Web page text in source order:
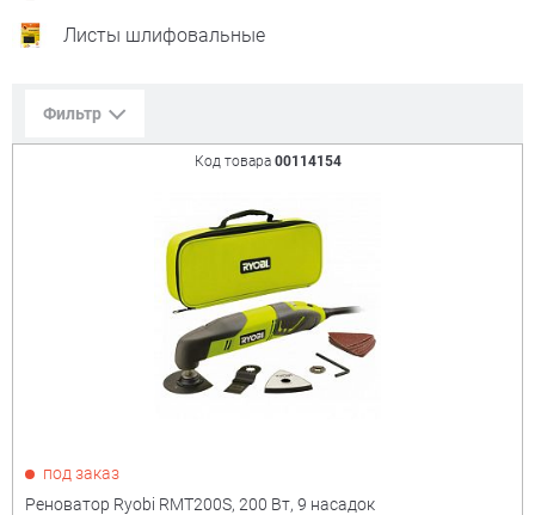
Листы шлифовальные
Фильтр
Показать только
Код товара 00114154
под заказ
Реноватор Ryobi RMT200S, 200 Вт, 9 насадок